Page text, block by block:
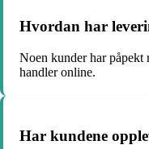
Hvordan har
Noen kunder har påpekt
handler online.
Har kundene